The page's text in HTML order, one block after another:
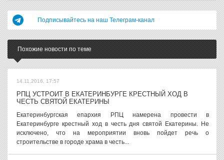
Подписывайтесь на наш Телеграм-канал
Похожие новости по теме
14.11.2016, 17:57
РПЦ УСТРОИТ В ЕКАТЕРИНБУРГЕ КРЕСТНЫЙ ХОД В
ЧЕСТЬ СВЯТОЙ ЕКАТЕРИНЫ
Екатеринбургская епархия РПЦ намерена провести в
Екатеринбурге крестный ход в честь дня святой Екатерины. Не
исключено, что на мероприятии вновь пойдет речь о
строительстве в городе храма в честь...